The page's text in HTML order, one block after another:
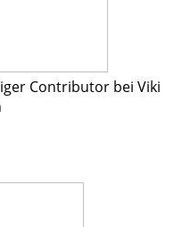
Contributor bei Viki